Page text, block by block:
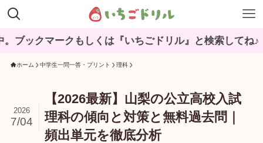
ークもしくは『いちごドリル』と検索してね♪
ホーム 中学生一問一答・プリント 理科
【2026最新】山梨の公立高校入試
理科の傾向と対策と無料過去問｜
頻出単元を徹底分析
2026
7/04